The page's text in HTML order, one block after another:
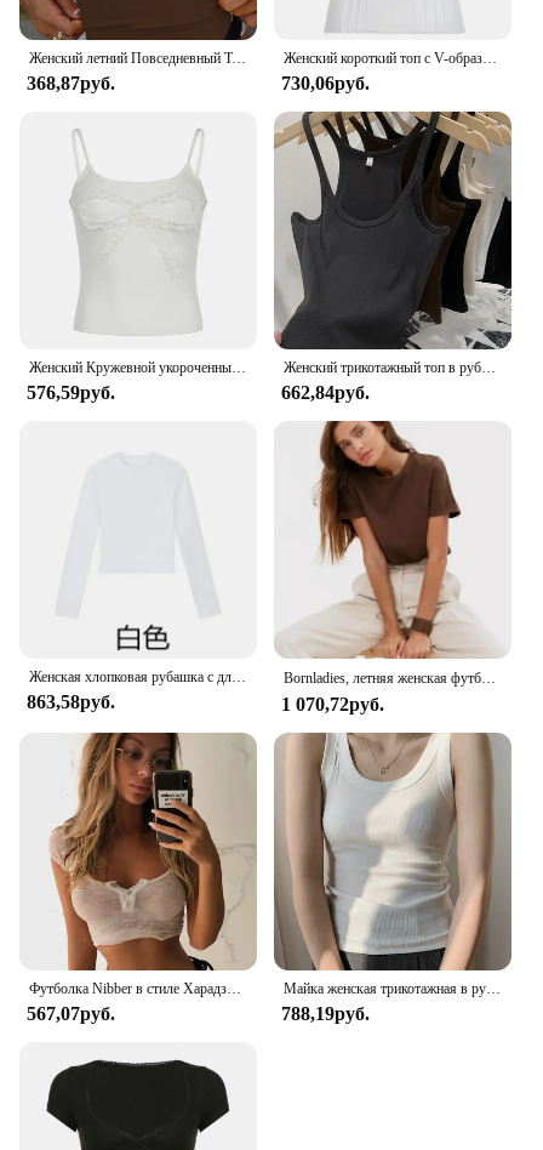
Женский летний Повседневный Топ без рукавов, зеленая Сексуальная Базовая майка составного кроя с открытой спиной, Y2k
368,87руб.
Женский короткий топ с V-образным вырезом, Y2K
730,06руб.
Женский Кружевной укороченный топ без рукавов, с нашивками
576,59руб.
Женский трикотажный топ в рубчик, без рукавов, в винтажном стиле
662,84руб.
Женская хлопковая рубашка с длинным рукавом и круглым вырезом
863,58руб.
Bornladies, летняя женская футболка из 100% хлопка, базовые модные однотонные женские свободные топы с короткими рукавами, рубашки 230 г/ ㎡ Топы
1 070,72руб.
Футболка Nibber в стиле Харадзюку женская, простая белая мягкая приталенная, кроп-топ, Повседневная Базовая уличная одежда, топ с квадратным вырезом
567,07руб.
Майка женская трикотажная в рубчик, белый облегающий жилет без рукавов, на бретельках, простая повседневная Базовая однотонная одежда для фитнеса, лето
788,19руб.